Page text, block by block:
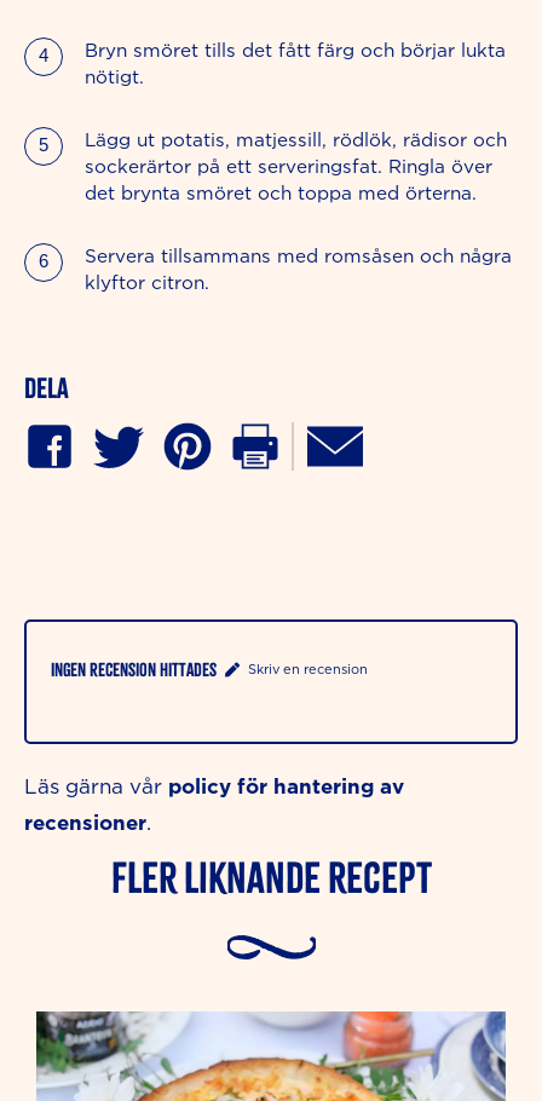
Bryn smöret tills det fått färg och börjar lukta
nötigt.
Lägg ut potatis, matjessill, rödlök, rädisor och
sockerärtor på ett serveringsfat. Ringla över
det brynta smöret och toppa med örterna.
Servera tillsammans med romsåsen och några
klyftor citron.
Dela
Ingen recension hittades Skriv en recension
Läs gärna vår policy för hantering av
recensioner.
Fler liknande Recept